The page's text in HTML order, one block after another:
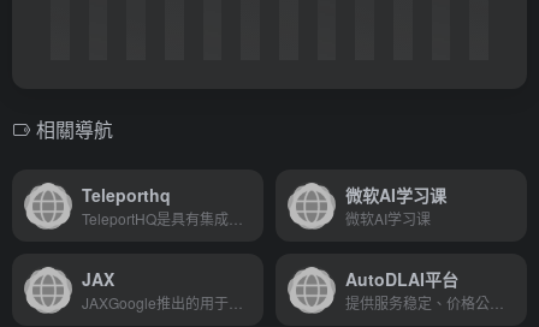
相關導航
Teleporthq 微软AI学习课
微软AI学习课
JAX AutoDLAI平台